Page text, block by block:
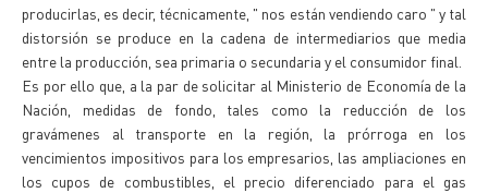
producirlas, es decir, técnicamente, " nos están vendiendo caro " y tal
distorsión se produce en la cadena de intermediarios que media
entre la producción, sea primaria o secundaria y el consumidor final.
Es por ello que, a la par de solicitar al Ministerio de Economía de la
Nación, medidas de fondo, tales como la reducción de los
gravámenes al transporte en la región, la prórroga en los
vencimientos impositivos para los empresarios, las ampliaciones en
los cupos de combustibles, el precio diferenciado para el gas